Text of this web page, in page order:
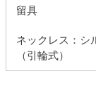
留具
ネックレス：シ
（引輪式）